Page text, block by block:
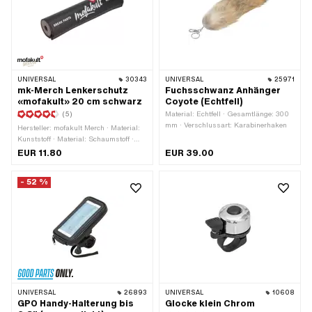
UNIVERSAL 30343
mk-Merch Lenkerschutz
«mofakult» 20 cm schwarz
(5)
Hersteller: mofakult Merch · Material:
Kunststoff · Material: Schaumstoff ·
Gesamtlänge: 200 mm · Farbe: rot ·
EUR 11.80
UNIVERSAL 25971
Fuchsschwanz Anhänger
Coyote (Echtfell)
Material: Echtfell · Gesamtlänge: 300
mm · Verschlussart: Karabinerhaken
EUR 39.00
- 52 %
UNIVERSAL 26893
GPO Handy-Halterung bis
UNIVERSAL 10608
Glocke klein Chrom